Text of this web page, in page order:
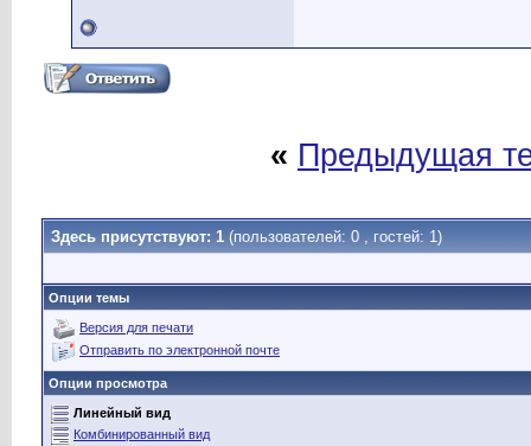
« Предыдущая
Здесь присутствуют: 1 (пользователей: 0 , гостей: 1)
Опции темы
Версия для печати
Отправить по электронной почте
Опции просмотра
Линейный вид
Комбинированный вид